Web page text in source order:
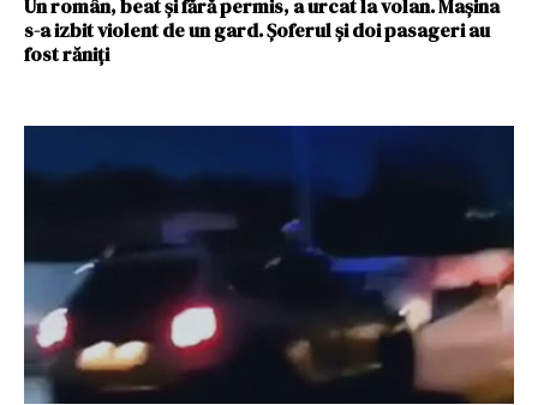
Un român, beat și fără permis, a urcat la volan. Mașina
s-a izbit violent de un gard. Șoferul și doi pasageri au
fost răniți